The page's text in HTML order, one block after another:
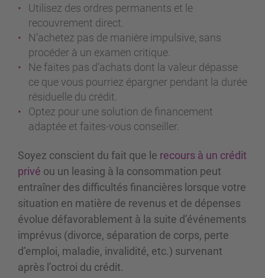
Utilisez des ordres permanents et le
recouvrement direct.
N’achetez pas de manière impulsive, sans
procéder à un examen critique.
Ne faites pas d’achats dont la valeur dépasse
ce que vous pourriez épargner pendant la durée
résiduelle du crédit.
Optez pour une solution de financement
adaptée et faites-vous conseiller.
Soyez conscient du fait que le recours à un crédit
privé ou un leasing à la consommation peut
entraîner des difficultés financières lorsque votre
situation en matière de revenus et de dépenses
évolue défavorablement à la suite d’événements
imprévus (divorce, séparation de corps, perte
d’emploi, maladie, invalidité, etc.) survenant
après l’octroi du crédit.